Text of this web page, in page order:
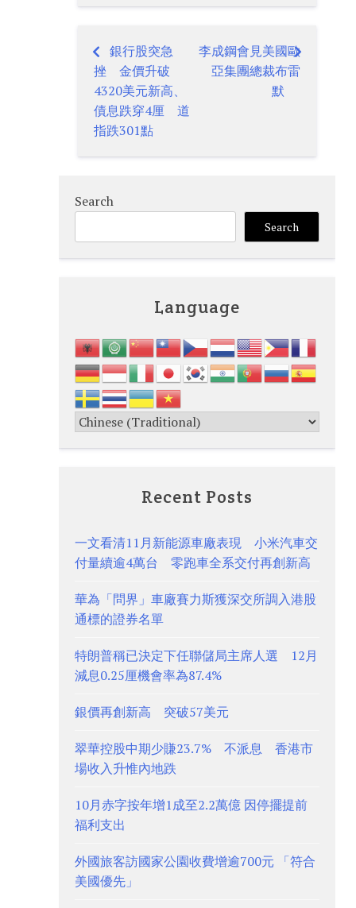
Post
navigation
銀行股突急
挫 金價升破
4320美元新高、
債息跌穿4厘 道
指跌301點
李成鋼會見美國歐
亞集團總裁布雷
默
Search
Search
Language
Recent Posts
一文看清11月新能源車廠表現 小米汽車交
付量續逾4萬台 零跑車全系交付再創新高
華為「問界」車廠賽力斯獲深交所調入港股
通標的證券名單
特朗普稱已決定下任聯儲局主席人選 12月
減息0.25厘機會率為87.4%
銀價再創新高 突破57美元
翠華控股中期少賺23.7% 不派息 香港市
場收入升惟內地跌
10月赤字按年增1成至2.2萬億 因停擺提前
福利支出
外國旅客訪國家公園收費增逾700元 「符合
美國優先」